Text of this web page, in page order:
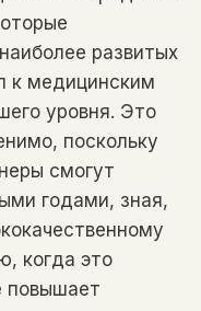
развитых
к медицинским
уровня. Это
поскольку
смогут
годами, зная,
когда это
повышает